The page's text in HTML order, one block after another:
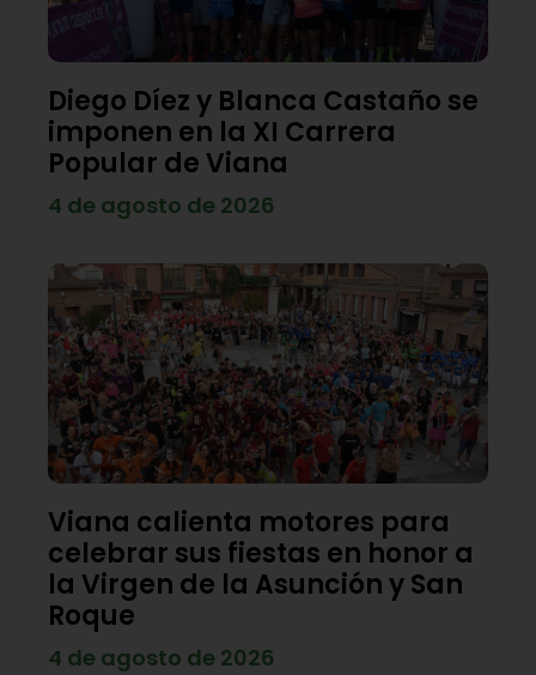
Diego Díez y Blanca Castaño se
imponen en la XI Carrera
Popular de Viana
4 de agosto de 2026
Viana calienta motores para
celebrar sus fiestas en honor a
la Virgen de la Asunción y San
Roque
4 de agosto de 2026